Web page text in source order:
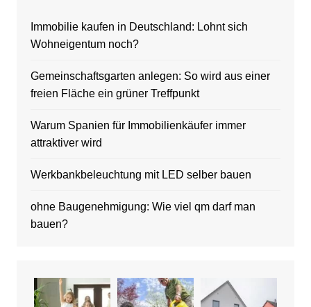
Immobilie kaufen in Deutschland: Lohnt sich
Wohneigentum noch?
Gemeinschaftsgarten anlegen: So wird aus einer
freien Fläche ein grüner Treffpunkt
Warum Spanien für Immobilienkäufer immer
attraktiver wird
Werkbankbeleuchtung mit LED selber bauen
ohne Baugenehmigung: Wie viel qm darf man
bauen?